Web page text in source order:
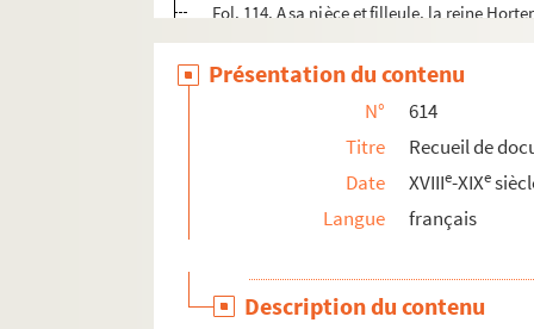
Fol. 114. A sa nièce et filleule, la reine
Fol. 115. A M. de la Valette, conseiller
Fol. 117. Lettre de Pougens et Fanny
Fol. 120. A M. Darnaud, rue des Postes,
Fol. 122. Au même. — Le remercie de ses
Fol. 124. Au même. Pour la mort de son
Fol. 125. Au prince Louis Bonaparte. —
Fol. 129. A M. de Courchamps, à Lesigni,
Présentation du contenu
N°
614
Titre
Recueil de
Date
XVIIIe-XIXe
Langue
français
Description du contenu